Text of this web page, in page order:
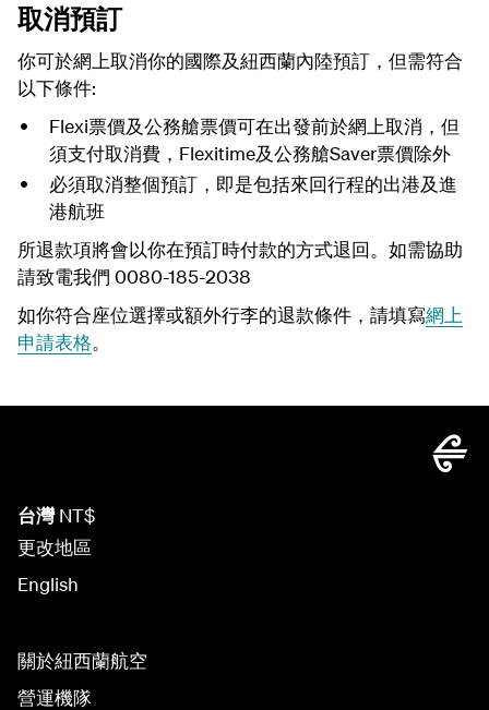
取消預訂
你可於網上取消你的國際及紐西蘭內陸預訂，但需符合
以下條件:
Flexi票價及公務艙票價可在出發前於網上取消，但
須支付取消費，Flexitime及公務艙Saver票價除外
必須取消整個預訂，即是包括來回行程的出港及進
港航班
所退款項將會以你在預訂時付款的方式退回。如需協助
請致電我們 0080-185-2038
如你符合座位選擇或額外行李的退款條件，請填寫網上
申請表格。
台灣NT$
更改地區
English
關於紐西蘭航空
營運機隊